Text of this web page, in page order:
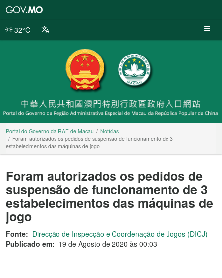
da
32°C
Portal do Governo da RAE de Macau
Notícias
Foram autorizados os pedidos de suspensão de funcionamento de 3
estabelecimentos das máquinas de jogo
Foram autorizados os pedidos de
suspensão de funcionamento de 3
estabelecimentos das máquinas de
jogo
Fonte: Direcção de Inspecção e Coordenação de Jogos (DICJ)
Publicado em: 19 de Agosto de 2020 às 00:03